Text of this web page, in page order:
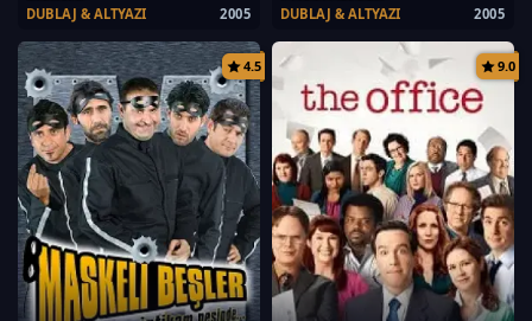
2005
DUBLAJ & ALTYAZI 2005
DUBLAJ & ALTYAZI
4.5 9.0